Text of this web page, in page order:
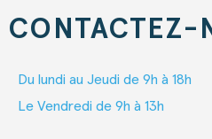
CONTACTEZ-
Du lundi au Jeudi de 9h à 18h
Le Vendredi de 9h à 13h